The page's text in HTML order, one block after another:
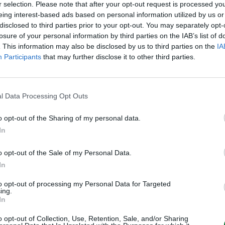
selection. Please note that after your opt-out request is processed
interest-based ads based on personal information utilized by us
to third parties prior to your opt-out. You may separately
of your personal information by third parties on the IAB’s list of
This information may also be disclosed by us to third parties on the
Participants that may further disclose it to other third parties.
Data Processing Opt Outs
opt-out of the Sharing of my personal data.
opt-out of the Sale of my Personal Data.
opt-out of processing my Personal Data for Targeted
opt-out of Collection, Use, Retention, Sale, and/or Sharing
pubblici e agli stimoli fiscali in
Giorgetti, ha accolto con
come la promozione
e responsabilità”
dei conti pubblici.
è
dei beni di fascia alta.
questi prodotti – destinati a
– dovrebbe reggere l’urto dei
attorno all’1%, per la
Un segnale